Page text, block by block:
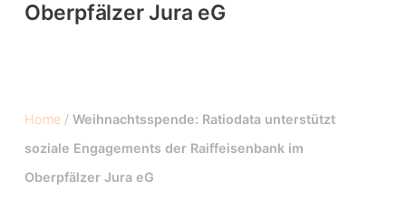
Oberpfälzer Jura eG
Home/ Weihnachtsspende: Ratiodata unterstützt
soziale Engagements der Raiffeisenbank im
Oberpfälzer Jura eG